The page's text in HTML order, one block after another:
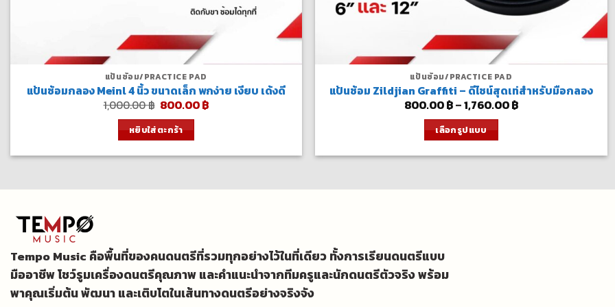
แป้นซ้อม/PRACTICE PAD
แป้นซ้อมกลอง Meinl 4 นิ้ว ขนาดเล็ก พกง่าย เงียบ เด้งดี
1,000.00฿ Original
was:
1,000.00 ฿.
800.00฿Current
หยิบใส่ตะกร้า
แป้นซ้อม/PRACTICE PAD
แป้นซ้อม Zildjian Graffiti – ดีไซน์สุดเท่สำหรับมือกลอง
800.00฿–1,760.00฿Price
เลือกรูปแบบ
Tempo Music คือพื้นที่ของคนดนตรีที่รวมทุกอย่างไว้ในที่เดียว ทั้งการเรียนดนตรีแบบ
มืออาชีพ โชว์รูมเครื่องดนตรีคุณภาพ และคำแนะนำจากทีมครูและนักดนตรีตัวจริง พร้อม
พาคุณเริ่มต้น พัฒนา และเติบโตในเส้นทางดนตรีอย่างจริงจัง